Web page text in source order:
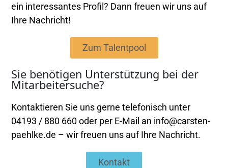
ein interessantes Profil? Dann freuen wir uns auf
Ihre Nachricht!
Zum Talentpool
Sie benötigen Unterstützung bei der
Mitarbeitersuche?
Kontaktieren Sie uns gerne telefonisch unter
04193 / 880 660 oder per E-Mail an info@carsten-
paehlke.de – wir freuen uns auf Ihre Nachricht.
Kontakt